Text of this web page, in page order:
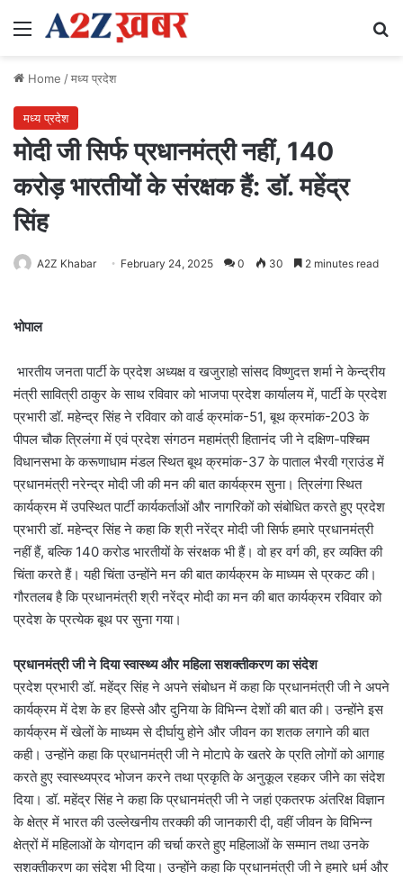
Menu
Home /मध्य प्रदेश
मध्य प्रदेश
मोदी जी सिर्फ प्रधानमंत्री नहीं, 140
करोड़ भारतीयों के संरक्षक हैं: डॉ. महेंद्र
सिंह
A2Z Khabar February 24, 2025 0 30 2 minutes read
भोपाल
भारतीय जनता पार्टी के प्रदेश अध्यक्ष व खजुराहो सांसद विष्णुदत्त शर्मा ने केन्द्रीय
मंत्री सावित्री ठाकुर के साथ रविवार को भाजपा प्रदेश कार्यालय में, पार्टी के प्रदेश
प्रभारी डॉ. महेन्द्र सिंह ने रविवार को वार्ड क्रमांक-51, बूथ क्रमांक-203 के
पीपल चौक त्रिलंगा में एवं प्रदेश संगठन महामंत्री हितानंद जी ने दक्षिण-पश्चिम
विधानसभा के करूणाधाम मंडल स्थित बूथ क्रमांक-37 के पाताल भैरवी ग्राउंड में
प्रधानमंत्री नरेन्द्र मोदी जी की मन की बात कार्यक्रम सुना। त्रिलंगा स्थित
कार्यक्रम में उपस्थित पार्टी कार्यकर्ताओं और नागरिकों को संबोधित करते हुए प्रदेश
प्रभारी डॉ. महेन्द्र सिंह ने कहा कि श्री नरेंद्र मोदी जी सिर्फ हमारे प्रधानमंत्री
नहीं हैं, बल्कि 140 करोड भारतीयों के संरक्षक भी हैं। वो हर वर्ग की, हर व्यक्ति की
चिंता करते हैं। यही चिंता उन्होंने मन की बात कार्यक्रम के माध्यम से प्रकट की।
गौरतलब है कि प्रधानमंत्री श्री नरेंद्र मोदी का मन की बात कार्यक्रम रविवार को
प्रदेश के प्रत्येक बूथ पर सुना गया।
प्रधानमंत्री जी ने दिया स्वास्थ्य और महिला सशक्तीकरण का संदेश
प्रदेश प्रभारी डॉ. महेंद्र सिंह ने अपने संबोधन में कहा कि प्रधानमंत्री जी ने अपने
कार्यक्रम में देश के हर हिस्से और दुनिया के विभिन्न देशों की बात की। उन्होंने इस
कार्यक्रम में खेलों के माध्यम से दीर्घायु होने और जीवन का शतक लगाने की बात
कही। उन्होंने कहा कि प्रधानमंत्री जी ने मोटापे के खतरे के प्रति लोगों को आगाह
करते हुए स्वास्थ्यप्रद भोजन करने तथा प्रकृति के अनुकूल रहकर जीने का संदेश
दिया। डॉ. महेंद्र सिंह ने कहा कि प्रधानमंत्री जी ने जहां एकतरफ अंतरिक्ष विज्ञान
के क्षेत्र में भारत की उल्लेखनीय तरक्की की जानकारी दी, वहीं जीवन के विभिन्न
क्षेत्रों में महिलाओं के योगदान की चर्चा करते हुए महिलाओं के सम्मान तथा उनके
सशक्तीकरण का संदेश भी दिया। उन्होंने कहा कि प्रधानमंत्री जी ने हमारे धर्म और